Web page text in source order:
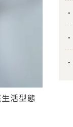
活型態